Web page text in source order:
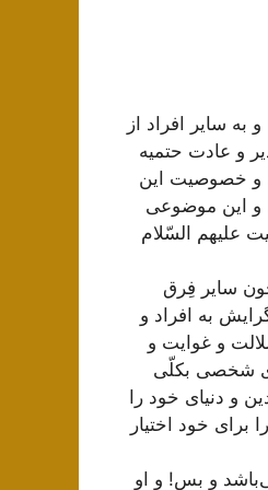
به سایر افراد از
و عادت حتمیه
و خصوصیت این
و این موضوعی
علیهم السّلام
سایر فِرق
به افراد و
و غوایت و
شخصی بکلّی
و دنیای خود را
خود اختیار
و بس! و او